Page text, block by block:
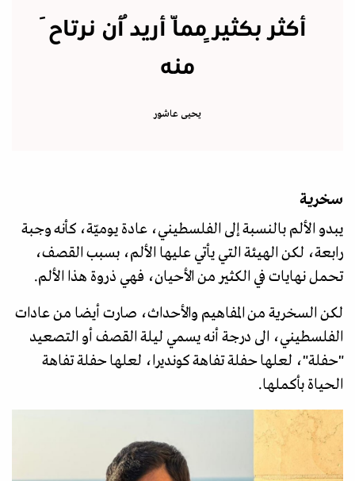
أكثر بكثيرٍ ممّا أريدُ أن نرتاحَ
منه
يحيى عاشور
سخرية
يبدو الألم بالنسبة إلى الفلسطيني، عادة يوميّة، كأنه وجبة
رابعة، لكن الهيئة التي يأتي عليها الألم، بسبب القصف،
تحمل نهايات في الكثير من الأحيان، فهي ذروة هذا الألم.
لكن السخرية من المفاهيم والأحداث، صارت أيضا من عادات
الفلسطيني، الى درجة أنه يسمي ليلة القصف أو التصعيد
"حفلة"، لعلها حفلة تفاهة كونديرا، لعلها حفلة تفاهة
الحياة بأكملها.